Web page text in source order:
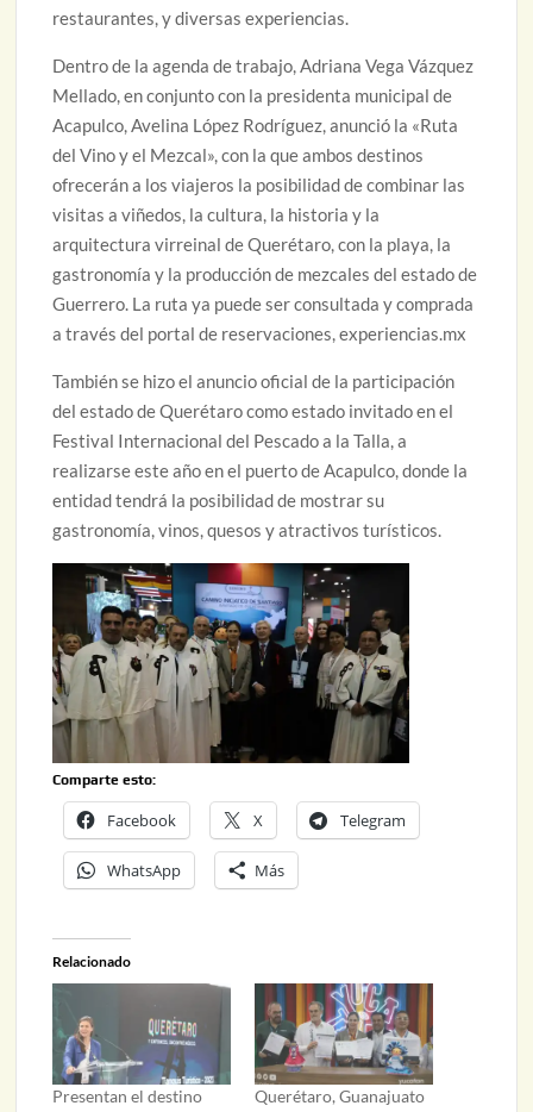
restaurantes, y diversas experiencias.
Dentro de la agenda de trabajo, Adriana Vega Vázquez
Mellado, en conjunto con la presidenta municipal de
Acapulco, Avelina López Rodríguez, anunció la «Ruta
del Vino y el Mezcal», con la que ambos destinos
ofrecerán a los viajeros la posibilidad de combinar las
visitas a viñedos, la cultura, la historia y la
arquitectura virreinal de Querétaro, con la playa, la
gastronomía y la producción de mezcales del estado de
Guerrero. La ruta ya puede ser consultada y comprada
a través del portal de reservaciones, experiencias.mx
También se hizo el anuncio oficial de la participación
del estado de Querétaro como estado invitado en el
Festival Internacional del Pescado a la Talla, a
realizarse este año en el puerto de Acapulco, donde la
entidad tendrá la posibilidad de mostrar su
gastronomía, vinos, quesos y atractivos turísticos.
Comparte esto:
Facebook X Telegram
WhatsApp Más
Relacionado
Presentan el destino
Querétaro, Guanajuato